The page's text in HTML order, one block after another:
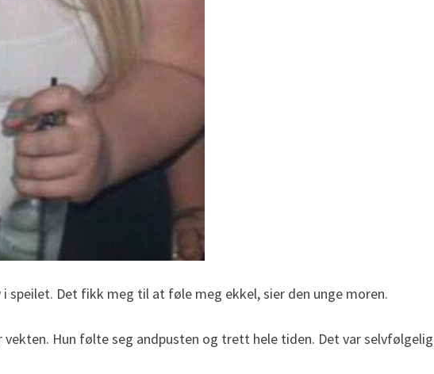
speilet. Det fikk meg til at føle meg ekkel, sier den unge moren.
Hun følte seg andpusten og trett hele tiden. Det var